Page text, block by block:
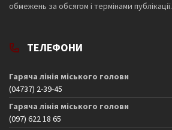
обмежень за обсягом і термінами публікації.
ТЕЛЕФОНИ
Гаряча лінія міського голови
(04737) 2-39-45
Гаряча лінія міського голови
(097) 622 18 65